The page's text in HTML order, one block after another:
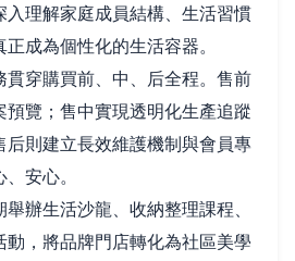
入理解家庭成員結構、生活習慣
成為個性化的生活容器。
貫穿購買前、中、后全程。售前
預覽；售中實現透明化生產追蹤
后則建立長效維護機制與會員專
安心。
舉辦生活沙龍、收納整理課程、
動，將品牌門店轉化為社區美學